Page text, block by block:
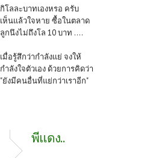
กิโลละบาทเองหรอ ครับ
เห็นแล้วใจหาย ซื้อในตลาด
ลูกนึงไม่ถึงโล 10 บาท ....
เมื่อรู้สึกว่ากำลังแย่ จงให้
กำลังใจตัวเอง ด้วยการคิดว่า
"ยังมีคนอื่นที่แย่กว่าเราอีก"
พีแดง..